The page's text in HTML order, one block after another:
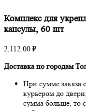
Комплекс для
капсулы, 60 шт
2,112.00 ₽
Доставка по городам
При сумме заказа
курьером до
сумма больше, то